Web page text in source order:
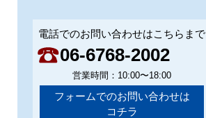
電話でのお問い合わせはこちらまで
06-6768-2002
営業時間：10:00〜18:00
フォームでのお問い合わせは
コチラ